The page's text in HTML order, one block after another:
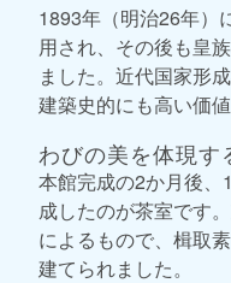
1893年（明治26年）
用され、その後も皇
ました。近代国家形
建築史的にも高い価
わびの美を体現す
本館完成の2か月後
成したのが茶室です
によるもので、楫取
建てられました。